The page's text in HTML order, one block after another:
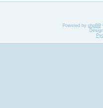
Powered by phpBB